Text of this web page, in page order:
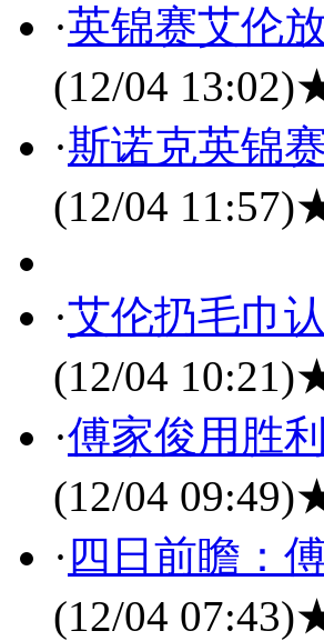
·英锦赛艾伦
(12/04 13:02)
·斯诺克英锦
(12/04 11:57)
·艾伦扔毛巾
(12/04 10:21)
·傅家俊用胜
(12/04 09:49)
· 四日前瞻：
(12/04 07:43)